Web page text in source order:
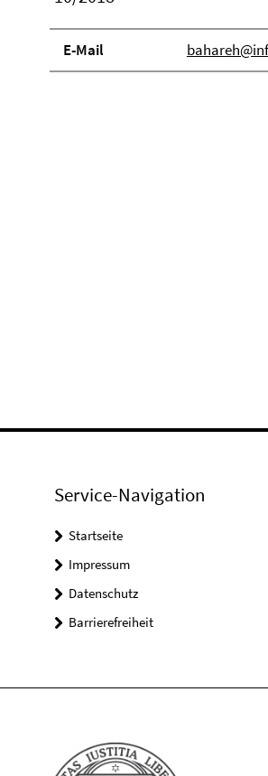
E-Mail
Service-Navigation
Startseite
Impressum
Datenschutz
Barrierefreiheit